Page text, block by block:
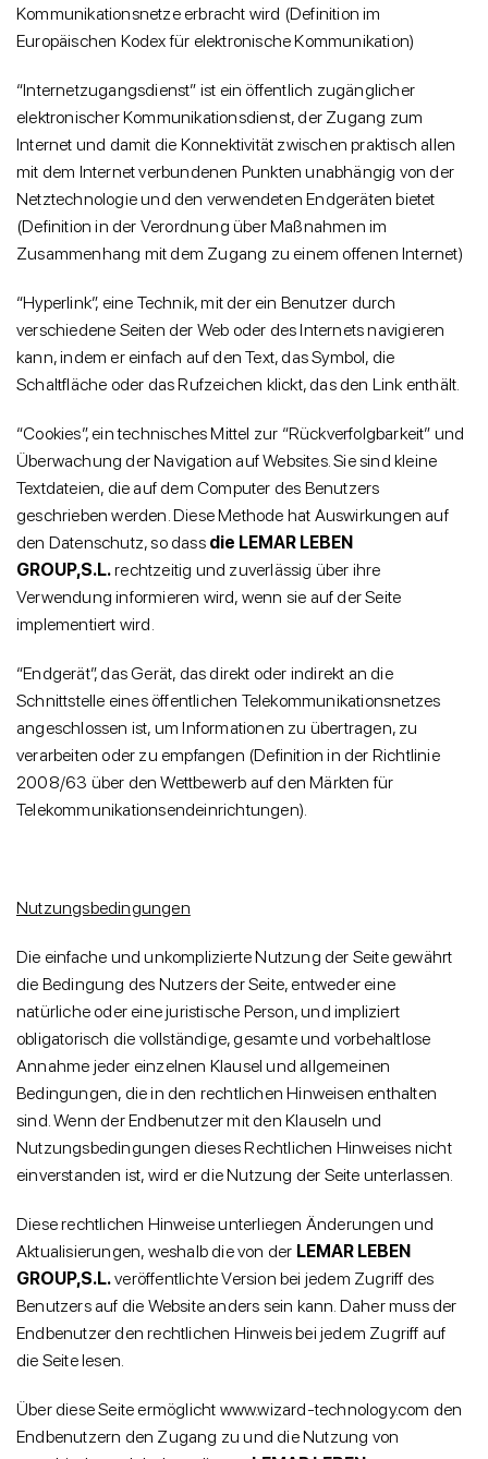
Kommunikationsnetze erbracht wird (Definition im
Europäischen Kodex für elektronische Kommunikation)
“Internetzugangsdienst” ist ein öffentlich zugänglicher
elektronischer Kommunikationsdienst, der Zugang zum
Internet und damit die Konnektivität zwischen praktisch allen
mit dem Internet verbundenen Punkten unabhängig von der
Netztechnologie und den verwendeten Endgeräten bietet
(Definition in der Verordnung über Maßnahmen im
Zusammenhang mit dem Zugang zu einem offenen Internet)
“Hyperlink”, eine Technik, mit der ein Benutzer durch
verschiedene Seiten der Web oder des Internets navigieren
kann, indem er einfach auf den Text, das Symbol, die
Schaltfläche oder das Rufzeichen klickt, das den Link enthält.
“Cookies”, ein technisches Mittel zur “Rückverfolgbarkeit” und
Überwachung der Navigation auf Websites. Sie sind kleine
Textdateien, die auf dem Computer des Benutzers
geschrieben werden. Diese Methode hat Auswirkungen auf
den Datenschutz, so dass die LEMAR LEBEN
GROUP,S.L.rechtzeitig und zuverlässig über ihre
Verwendung informieren wird, wenn sie auf der Seite
implementiert wird.
“Endgerät”, das Gerät, das direkt oder indirekt an die
Schnittstelle eines öffentlichen Telekommunikationsnetzes
angeschlossen ist, um Informationen zu übertragen, zu
verarbeiten oder zu empfangen (Definition in der Richtlinie
2008/63 über den Wettbewerb auf den Märkten für
Telekommunikationsendeinrichtungen).
Nutzungsbedingungen
Die einfache und unkomplizierte Nutzung der Seite gewährt
die Bedingung des Nutzers der Seite, entweder eine
natürliche oder eine juristische Person, und impliziert
obligatorisch die vollständige, gesamte und vorbehaltlose
Annahme jeder einzelnen Klausel und allgemeinen
Bedingungen, die in den rechtlichen Hinweisen enthalten
sind. Wenn der Endbenutzer mit den Klauseln und
Nutzungsbedingungen dieses Rechtlichen Hinweises nicht
einverstanden ist, wird er die Nutzung der Seite unterlassen.
Diese rechtlichen Hinweise unterliegen Änderungen und
Aktualisierungen, weshalb die von der LEMAR LEBEN
GROUP,S.L.veröffentlichte Version bei jedem Zugriff des
Benutzers auf die Website anders sein kann. Daher muss der
Endbenutzer den rechtlichen Hinweis bei jedem Zugriff auf
die Seite lesen.
Über diese Seite ermöglicht www.wizard-technology.com den
Endbenutzern den Zugang zu und die Nutzung von